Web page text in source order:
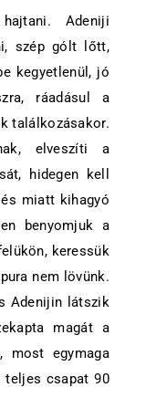
Adeniji
szép gólt lőtt,
kegyetlenül, jó
ráadásul a
találkozásakor.
elveszíti a
hidegen kell
miatt kihagyó
benyomjuk a
keressük
nem lövünk.
Adenijin látszik
magát a
most egymaga
csapat 90